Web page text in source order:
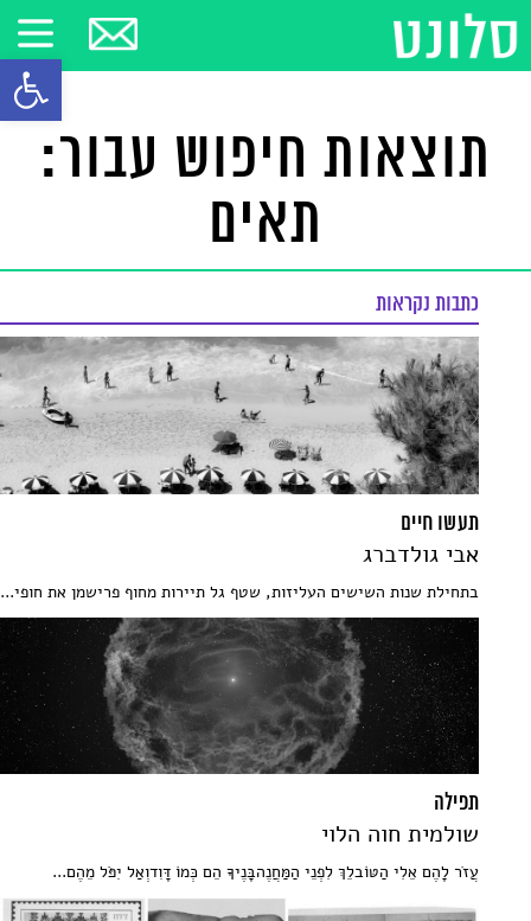
פתח
תוצאות חיפוש עבור:
תאים
כתבות נקראות
תעשו חיים
אבי גולדברג
בתחילת שנות השישים העליזות, שטף גל תיירות מחוף פרישמן את חופי...
תפילה
שולמית חוה הלוי
עֲזֹר לָהֶם אֵלִי הַטּוֹבלֵךְ לִפְנֵי הַמַּחֲנֶהבָּנֶיךָ הֵם כְּמוֹ דָּוִדוְאַל יִפֹּל מֵהֶם...